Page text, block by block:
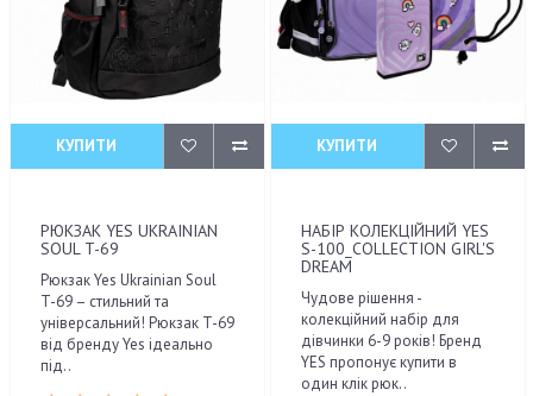
КУПИТИ
РЮКЗАК YES UKRAINIAN
SOUL T-69
Рюкзак Yes Ukrainian Soul
T-69 – стильний та
універсальний! Рюкзак T-69
від бренду Yes ідеально
під..
КУПИТИ
НАБІР КОЛЕКЦІЙНИЙ YES
S-100_COLLECTION GIRL'S
DREAM
Чудове рішення -
колекційний набір для
дівчинки 6-9 років! Бренд
YES пропонує купити в
один клік рюк..